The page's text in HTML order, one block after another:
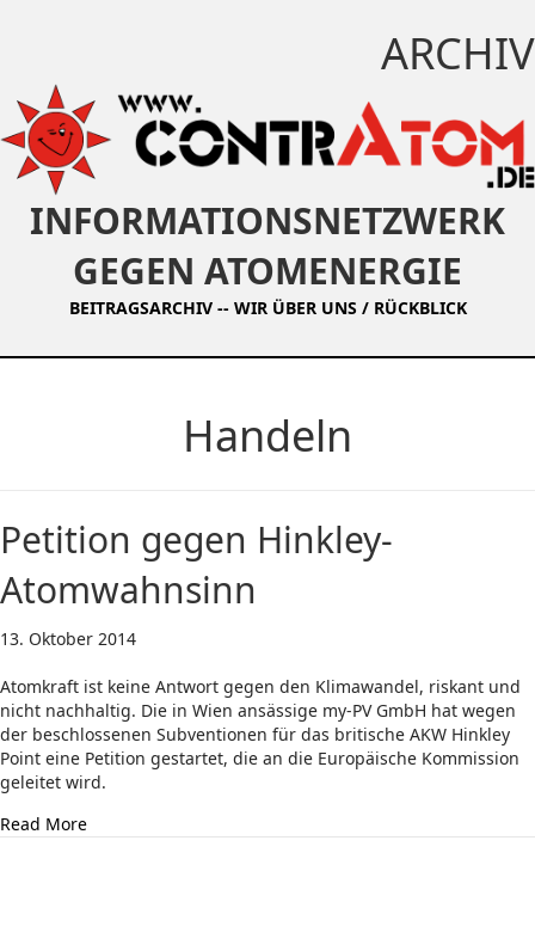
ARCHIV
INFORMATIONSNETZWERK
GEGEN ATOMENERGIE
BEITRAGSARCHIV-- WIR ÜBER UNS / RÜCKBLICK
Handeln
Petition gegen Hinkley-
Atomwahnsinn
13. Oktober 2014
Atomkraft ist keine Antwort gegen den Klimawandel, riskant und
nicht nachhaltig. Die in Wien ansässige my-PV GmbH hat wegen
der beschlossenen Subventionen für das britische AKW Hinkley
Point eine Petition gestartet, die an die Europäische Kommission
geleitet wird.
Read Moreabout Petition gegen Hinkley-Atomwahnsinn